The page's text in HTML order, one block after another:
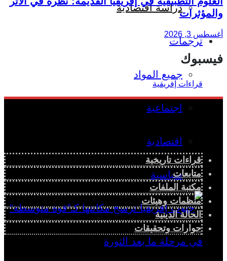
دراسة اقتصادية
ترجمات
جميع المواد
اجتماعية
اقتصادية
سياسية
والمؤثرات
أغسطس 3, 2026
فيسبوك
قراءات تاريخية
متابعات
مكتبة الملفات
منظمات وهيئات
الحالة الدينية
حوارات وتحقيقات